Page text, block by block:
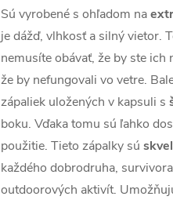
Sú vyrobené s ohľadom na
je dážď, vlhkosť a silný vietor.
nemusíte obávať, že by ste ich
že by nefungovali vo vetre.
zápaliek uložených v kapsuli s
boku. Vďaka tomu sú ľahko
použitie. Tieto zápalky sú
každého dobrodruha,
outdoorových aktivít.